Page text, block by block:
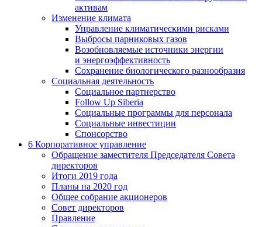
активам
Изменение климата
Управление климатическими рисками
Выбросы парниковых газов
Возобновляемые источники энергии
и энергоэффективность
Сохранение биологического разнообразия
Социальная деятельность
Социальное партнерство
Follow Up Siberia
Социальные программы для персонала
Социальные инвестиции
Спонсорство
6 Корпоративное управление
Обращение заместителя Председателя Совета
директоров
Итоги 2019 года
Планы на 2020 год
Общее собрание акционеров
Совет директоров
Правление